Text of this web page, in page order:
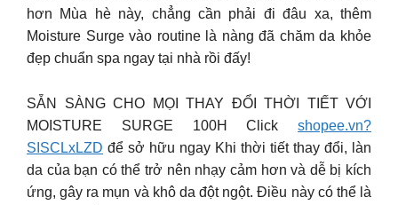
hơn Mùa hè này, chẳng cần phải đi đâu xa, thêm
Moisture Surge vào routine là nàng đã chăm da khỏe
đẹp chuẩn spa ngay tại nhà rồi đấy!
SẴN SÀNG CHO MỌI THAY ĐỔI THỜI TIẾT VỚI
MOISTURE SURGE 100H Click shopee.vn?
SISCLxLZD để sở hữu ngay Khi thời tiết thay đổi, làn
da của bạn có thể trở nên nhạy cảm hơn và dễ bị kích
ứng, gây ra mụn và khô da đột ngột. Điều này có thể là